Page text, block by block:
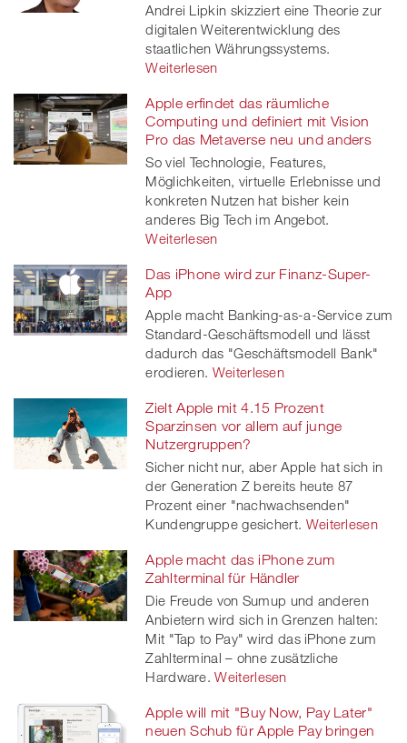
Andrei Lipkin skizziert eine Theorie zur
digitalen Weiterentwicklung des
staatlichen Währungssystems.
Weiterlesen
Apple erfindet das räumliche
Computing und definiert mit Vision
Pro das Metaverse neu und anders
So viel Technologie, Features,
Möglichkeiten, virtuelle Erlebnisse und
konkreten Nutzen hat bisher kein
anderes Big Tech im Angebot.
Weiterlesen
Das iPhone wird zur Finanz-Super-
App
Apple macht Banking-as-a-Service zum
Standard-Geschäftsmodell und lässt
dadurch das "Geschäftsmodell Bank"
erodieren. Weiterlesen
Zielt Apple mit 4.15 Prozent
Sparzinsen vor allem auf junge
Nutzergruppen?
Sicher nicht nur, aber Apple hat sich in
der Generation Z bereits heute 87
Prozent einer "nachwachsenden"
Kundengruppe gesichert. Weiterlesen
Apple macht das iPhone zum
Zahlterminal für Händler
Die Freude von Sumup und anderen
Anbietern wird sich in Grenzen halten:
Mit "Tap to Pay" wird das iPhone zum
Zahlterminal – ohne zusätzliche
Hardware. Weiterlesen
Apple will mit "Buy Now, Pay Later"
neuen Schub für Apple Pay bringen